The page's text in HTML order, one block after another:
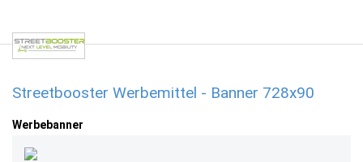
Streetbooster Werbemittel - Banner 728x90
Werbebanner